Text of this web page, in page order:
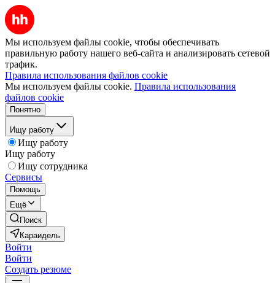
Мы используем файлы cookie, чтобы обеспечивать
правильную работу нашего веб-сайта и анализировать сетевой
трафик.
Правила использования файлов cookie
Мы используем файлы cookie. Правила использования
файлов cookie
Понятно
Ищу работу
Ищу работу
Ищу работу
Ищу сотрудника
Сервисы
Помощь
Ещё
Поиск
Караидель
Войти
Войти
Создать резюме